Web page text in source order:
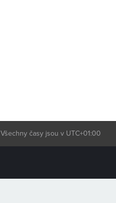
Všechny časy jsou v UTC+01:00